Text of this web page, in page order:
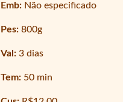
Emb: Não especificado
Pes:800g
Val:3 dias
Tem: 50 min